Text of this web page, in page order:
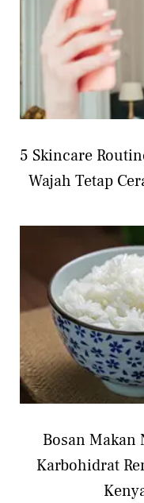
5 Skincare
Wajah Tetap
Bosan
Karbohidrat